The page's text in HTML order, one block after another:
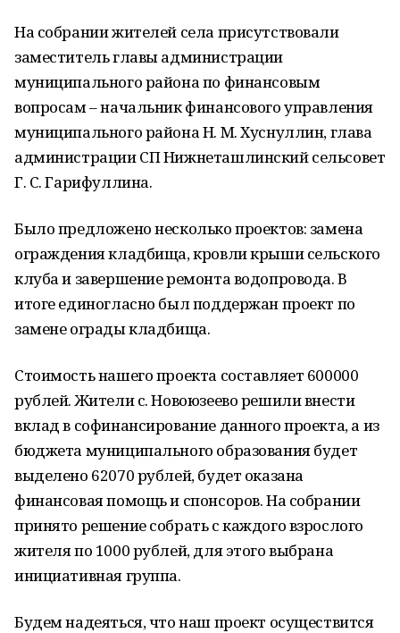
На собрании жителей села присутствовали
заместитель главы администрации
муниципального района по финансовым
вопросам – начальник финансового управления
муниципального района Н. М. Хуснуллин, глава
администрации СП Нижнеташлинский сельсовет
Г. С. Гарифуллина.
Было предложено несколько проектов: замена
ограждения кладбища, кровли крыши сельского
клуба и завершение ремонта водопровода. В
итоге единогласно был поддержан проект по
замене ограды кладбища.
Стоимость нашего проекта составляет 600000
рублей. Жители с. Новоюзеево решили внести
вклад в софинансирование данного проекта, а из
бюджета муниципального образования будет
выделено 62070 рублей, будет оказана
финансовая помощь и спонсоров. На собрании
принято решение собрать с каждого взрослого
жителя по 1000 рублей, для этого выбрана
инициативная группа.
Будем надеяться, что наш проект осуществится